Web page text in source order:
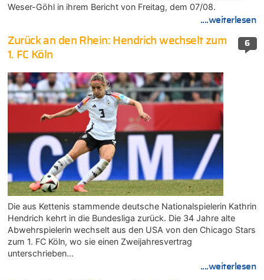
Weser-Göhl in ihrem Bericht von Freitag, dem 07/08.
....weiterlesen
6
Zurück an den Rhein: Hendrich wechselt zum
1. FC Köln
Die aus Kettenis stammende deutsche Nationalspielerin Kathrin
Hendrich kehrt in die Bundesliga zurück. Die 34 Jahre alte
Abwehrspielerin wechselt aus den USA von den Chicago Stars
zum 1. FC Köln, wo sie einen Zweijahresvertrag
unterschrieben…
....weiterlesen